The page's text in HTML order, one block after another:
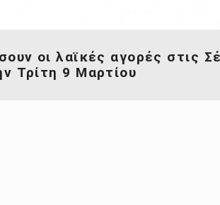
οι λαϊκές αγορές στις
Τρίτη 9 Μαρτίου